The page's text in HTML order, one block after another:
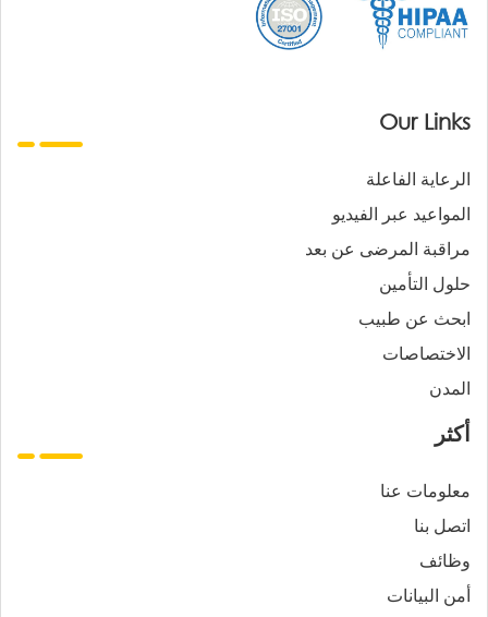
Our Links
الرعاية الفاعلة
المواعيد عبر الفيديو
مراقبة المرضى عن بعد
حلول التأمين
ابحث عن طبيب
الاختصاصات
المدن
أكثر
معلومات عنا
اتصل بنا
وظائف
أمن البيانات